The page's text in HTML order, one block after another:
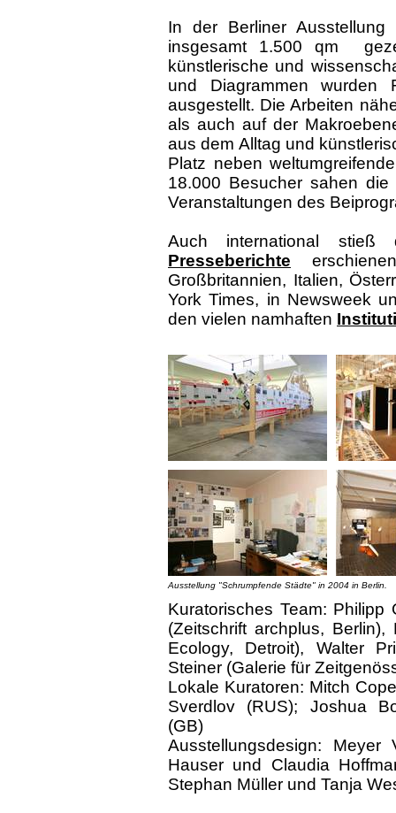
In der Berliner
insgesamt 1.500 qm
künstlerische und
und Diagrammen wurden
ausgestellt. Die Arbeiten
als auch auf der
aus dem Alltag und
Platz neben
18.000 Besucher sahen
Veranstaltungen des
Auch international stieß
Presseberichte
Großbritannien, Italien,
York Times, in Newsweek
den vielen namhaften
Ausstellung "Schrumpfende Städte" in 2004 in Berlin.
Kuratorisches Team: Philipp
(Zeitschrift archplus,
Ecology, Detroit), Walter
Steiner (Galerie für
Lokale Kuratoren: Mitch
Sverdlov (RUS); Joshua
(GB)
Ausstellungsdesign: Meyer
Hauser und Claudia
Stephan Müller und Tanja